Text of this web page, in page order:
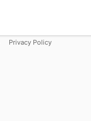
Privacy Policy